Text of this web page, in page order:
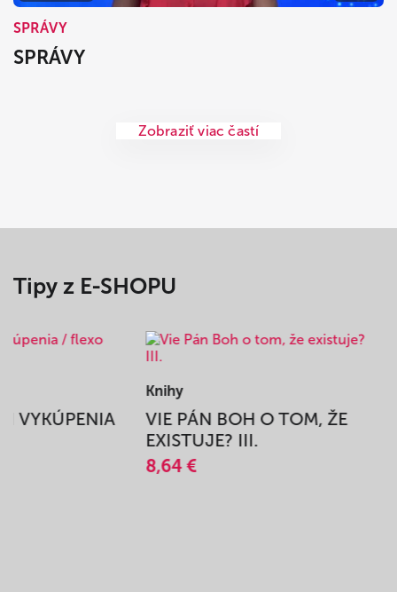
SPRÁVY
SPRÁVY
Zobraziť viac častí
Tipy z E-SHOPU
VYKÚPENIA
Knihy
VIE PÁN BOH O TOM, ŽE
EXISTUJE? III.
8,64 €